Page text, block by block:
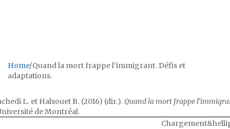
Home/Quand la mort frappe l’immigrant. Défis et
adaptations.
L. et Halsouet B. (2016) (dir.). Quand la mort frappe
de Montréal.